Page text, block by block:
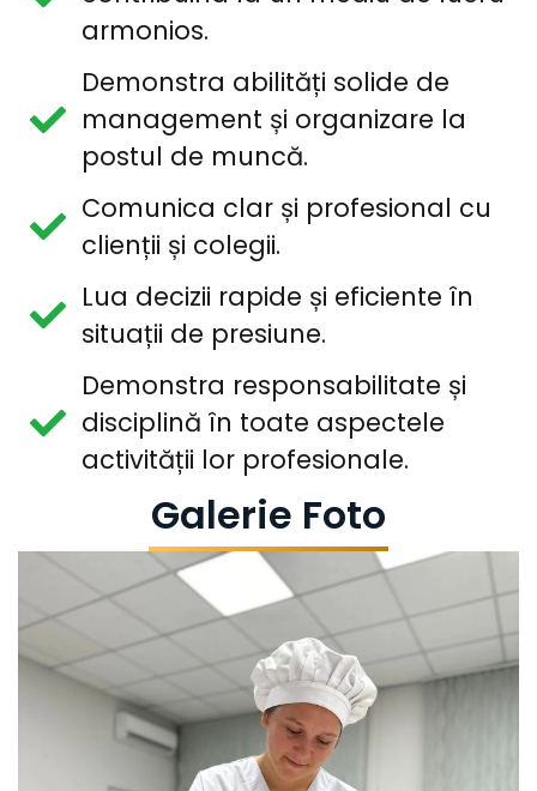
armonios.
Demonstra abilități solide de
management și organizare la
postul de muncă.
Comunica clar și profesional cu
clienții și colegii.
Lua decizii rapide și eficiente în
situații de presiune.
Demonstra responsabilitate și
disciplină în toate aspectele
activității lor profesionale.
Galerie Foto